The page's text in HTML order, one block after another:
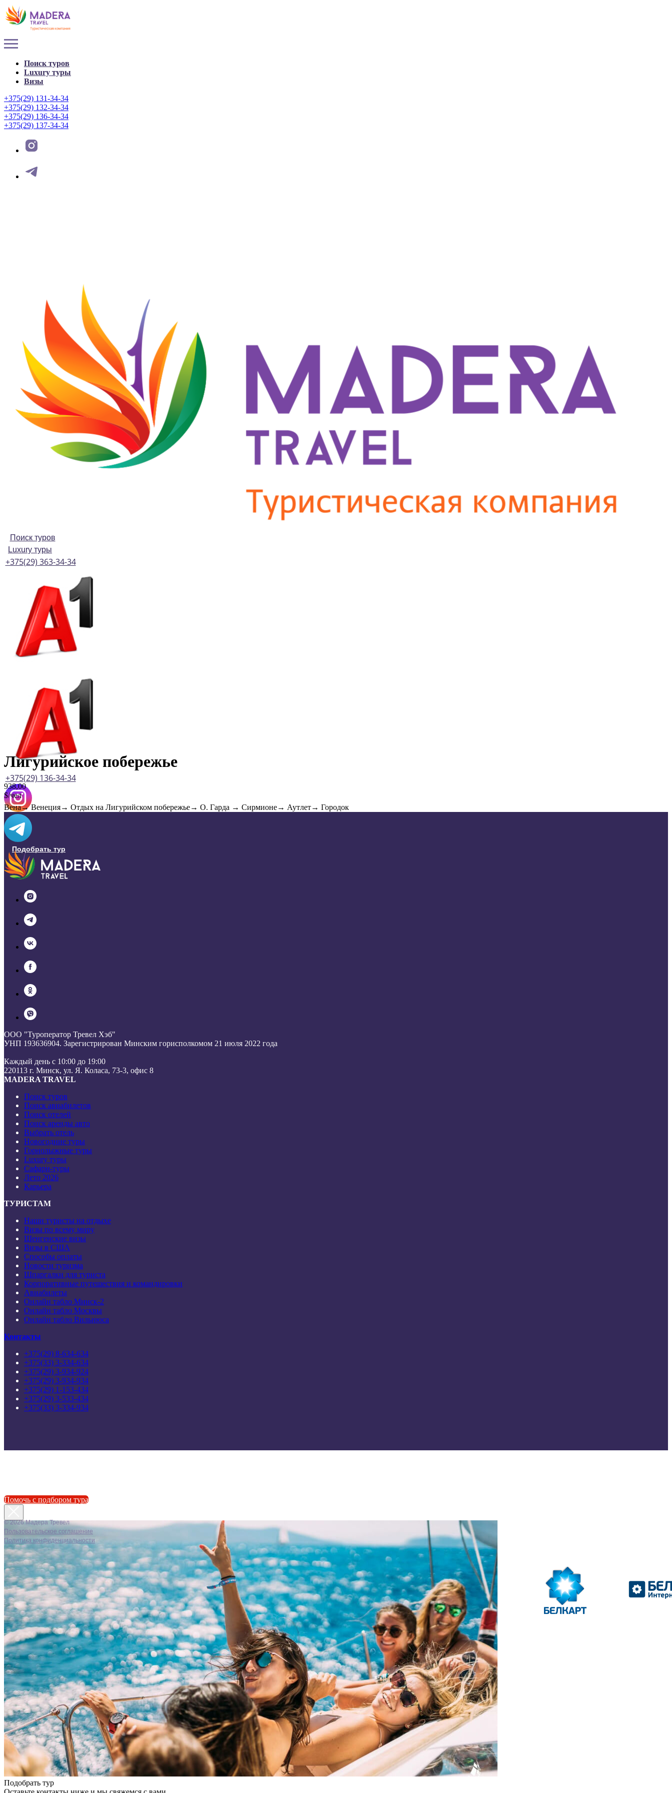
Поиск туров
Luxury туры
Визы
+375(29) 131-34-34
+375(29) 132-34-34
+375(29) 136-34-34
+375(29) 137-34-34
Поиск туров
Luxury туры
+375(29) 363-34-34
+375(29) 136-34-34
Подобрать тур
Визы
Лигурийское побережье
938,00
$/чел
Вена→ Венеция→ Отдых на Лигурийском побережье→ О. Гарда → Сирмионе→ Аутлет→ Городок
ООО "Туроператор Тревел Хэб"
УНП 193636904. Зарегистрирован Минским горисполкомом 21 июля 2022 года
Каждый день с 10:00 до 19:00
220113 г. Минск, ул. Я. Коласа, 73-3, офис 8
MADERA TRAVEL
Поиск туров
Поиск авиабилетов
Поиск отелей
Поиск аренды авто
Выбрать отель
Новогодние туры
Горнолыжные туры
Luxury туры
Сафари-туры
Лето 2026
Карьера
ТУРИСТАМ
Наши туристы на отдыхе
Визы по всему миру
Шенгенские визы
Визы в США
Способы оплаты
Новости туризма
Шпаргалки для туриста
Корпоративные путешествия и командировки
Авиабилеты
Онлайн табло Минск-2
Онлайн табло Москвы
Онлайн табло Вильнюса
Контакты
+375(29) 8-634-634
+375(33) 3-334-634
+375(29) 3-934-924
+375(29) 3-934-934
+375(29) 1-153-434
+375(29) 3-533-434
+375(33) 3-334-934
© 2026 Мадера Тревел
Пользовательское соглашение
Политика конфиденциальности
Помочь с подбором тура
Подобрать тур